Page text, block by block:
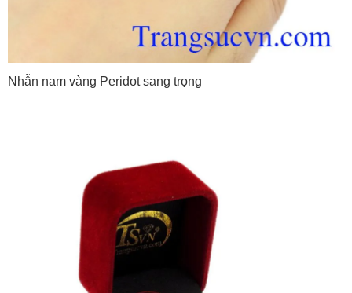
Nhẫn nam vàng Peridot sang trọng